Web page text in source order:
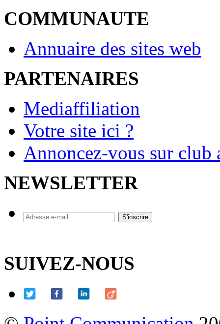
COMMUNAUTE
Annuaire des sites web
PARTENAIRES
Mediaffiliation
Votre site ici ?
Annoncez-vous sur
NEWSLETTER
SUIVEZ-NOUS